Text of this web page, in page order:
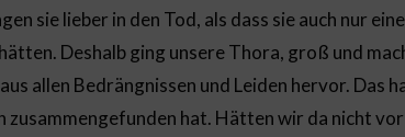
sie lieber in den Tod, als dass sie auch nur
Deshalb ging unsere Thora, groß und
allen Bedrängnissen und Leiden hervor. Das
zusammengefunden hat. Hätten wir da nicht